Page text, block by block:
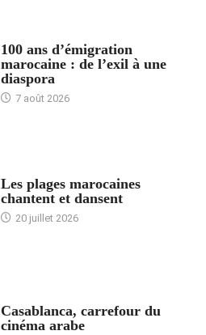
100 ans d’émigration
marocaine : de l’exil à une
diaspora
7 août 2026
Les plages marocaines
chantent et dansent
20 juillet 2026
Casablanca, carrefour du
cinéma arabe